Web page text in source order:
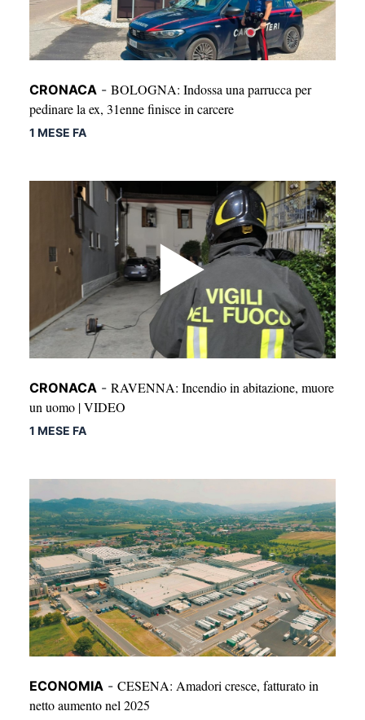
CRONACA - BOLOGNA: Indossa una parrucca per
pedinare la ex, 31enne finisce in carcere
1 MESE FA
CRONACA - RAVENNA: Incendio in abitazione, muore
un uomo | VIDEO
1 MESE FA
ECONOMIA - CESENA: Amadori cresce, fatturato in
netto aumento nel 2025